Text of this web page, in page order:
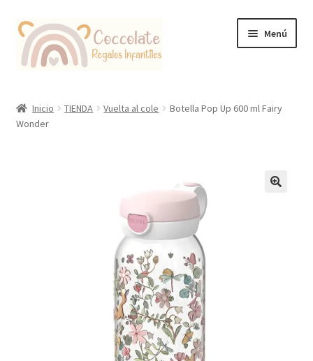
Ir
la
Ir
contenido
Menú
Coccolate Puericultura y Juguetería Educativa
Inicio TIENDA Vuelta al cole
Botella Pop Up 600 ml Fairy
Wonder